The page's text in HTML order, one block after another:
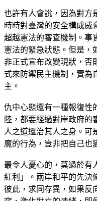
也許有人會說，因為對方
時時對臺灣的安全構成威
超越憲法的審查機制。事
憲法的緊急狀態。但是，
非正式宣布改變現狀，否
式來防禦民主機制，實為
主。
仇中心態還有一種報復性
陸，都要經過對岸政府的
人之道還治其人之身。可
魔的行為，豈非把自己也
最令人憂心的，莫過於有
紅利」。兩岸和平的先決
彼此，求同存異，如果反